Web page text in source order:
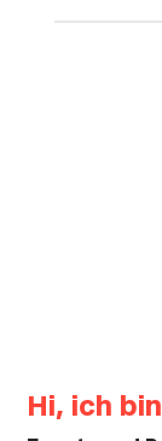
Hi, ich